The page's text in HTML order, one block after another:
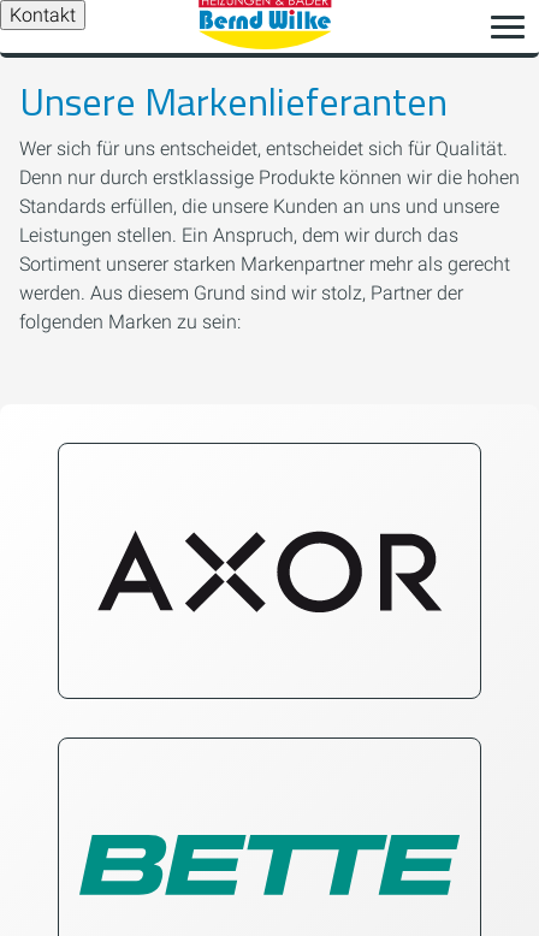
Kontakt
Unsere Markenlieferanten
Wer sich für uns entscheidet, entscheidet sich für Qualität.
Denn nur durch erstklassige Produkte können wir die hohen
Standards erfüllen, die unsere Kunden an uns und unsere
Leistungen stellen. Ein Anspruch, dem wir durch das
Sortiment unserer starken Markenpartner mehr als gerecht
werden. Aus diesem Grund sind wir stolz, Partner der
folgenden Marken zu sein: